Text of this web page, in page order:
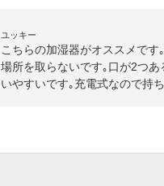
ユッキー
こちらの加湿器がオススメで
場所を取らないです｡口が2つ
いやすいです｡充電式なので持